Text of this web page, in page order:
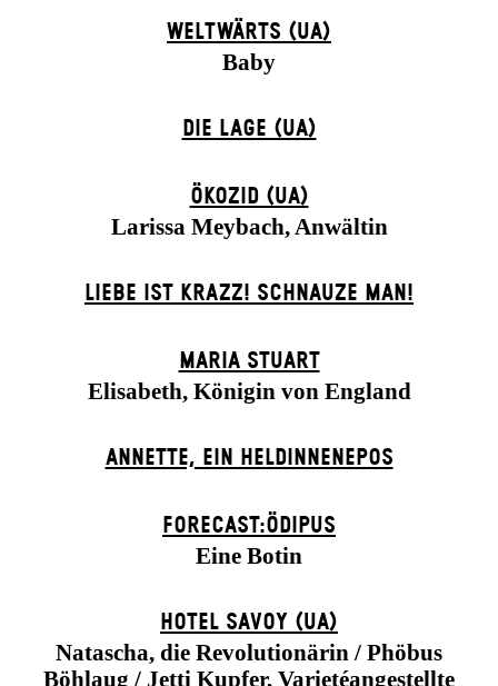
WELTWÄRTS (UA)
Baby
DIE LAGE (UA)
ÖKOZID (UA)
Larissa Meybach, Anwältin
LIEBE IST KRAZZ! SCHNAUZE MAN!
MARIA STUART
Elisabeth, Königin von England
ANNETTE, EIN HELDINNENEPOS
FORECAST:ÖDIPUS
Eine Botin
HOTEL SAVOY (UA)
Natascha, die Revolutionärin / Phöbus
Böhlaug / Jetti Kupfer, Varietéangestellte